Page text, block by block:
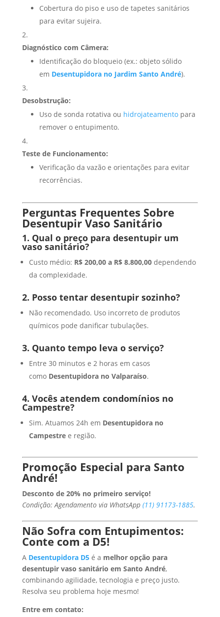
Cobertura do piso e uso de tapetes sanitários
para evitar sujeira.
Diagnóstico com Câmera:
Identificação do bloqueio (ex.: objeto sólido
em Desentupidora no Jardim Santo André).
Desobstrução:
Uso de sonda rotativa ou hidrojateamentopara
remover o entupimento.
Teste de Funcionamento:
Verificação da vazão e orientações para evitar
recorrências.
Perguntas Frequentes Sobre
Desentupir Vaso Sanitário
1. Qual o preço para desentupir um
vaso sanitário?
Custo médio: R$ 200,00 a R$8.800,00dependendo
da complexidade.
2. Posso tentar desentupir sozinho?
Não recomendado. Uso incorreto de produtos
químicos pode danificar tubulações.
3. Quanto tempo leva o serviço?
Entre 30 minutos e 2 horas em casos
como Desentupidora no Valparaíso.
4. Vocês atendem condomínios no
Campestre?
Sim. Atuamos 24h em Desentupidora no
Campestree região.
Promoção Especial para Santo
André!
Desconto de 20% no primeiro serviço!
Condição: Agendamento via WhatsApp (11) 91173-1885.
Não Sofra com Entupimentos:
Conte com a D5!
A Desentupidora D5é a melhor opção para
desentupir vaso sanitário em Santo André,
combinando agilidade, tecnologia e preço justo.
Resolva seu problema hoje mesmo!
Entre em contato: